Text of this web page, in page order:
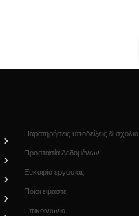
Παρατηρήσεις υποδείξεις & σχόλια
Προστασία Δεδομένων
Ευκαιρία εργασίας
Ποιοι είμαστε
Επικοινωνία